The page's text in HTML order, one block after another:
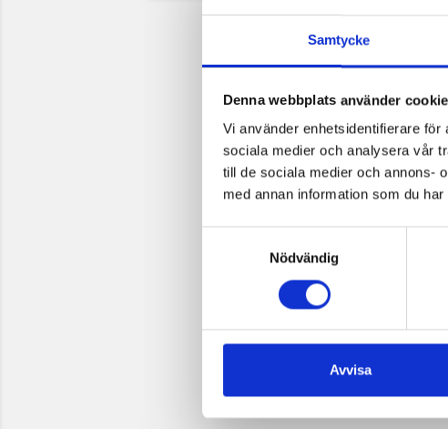
Samtycke
Denna webbplats använder
Vi använder enhetsidentifierare
sociala medier och analysera vår
till de sociala medier och annons-
med annan information som du
Nödvändig
Avvisa